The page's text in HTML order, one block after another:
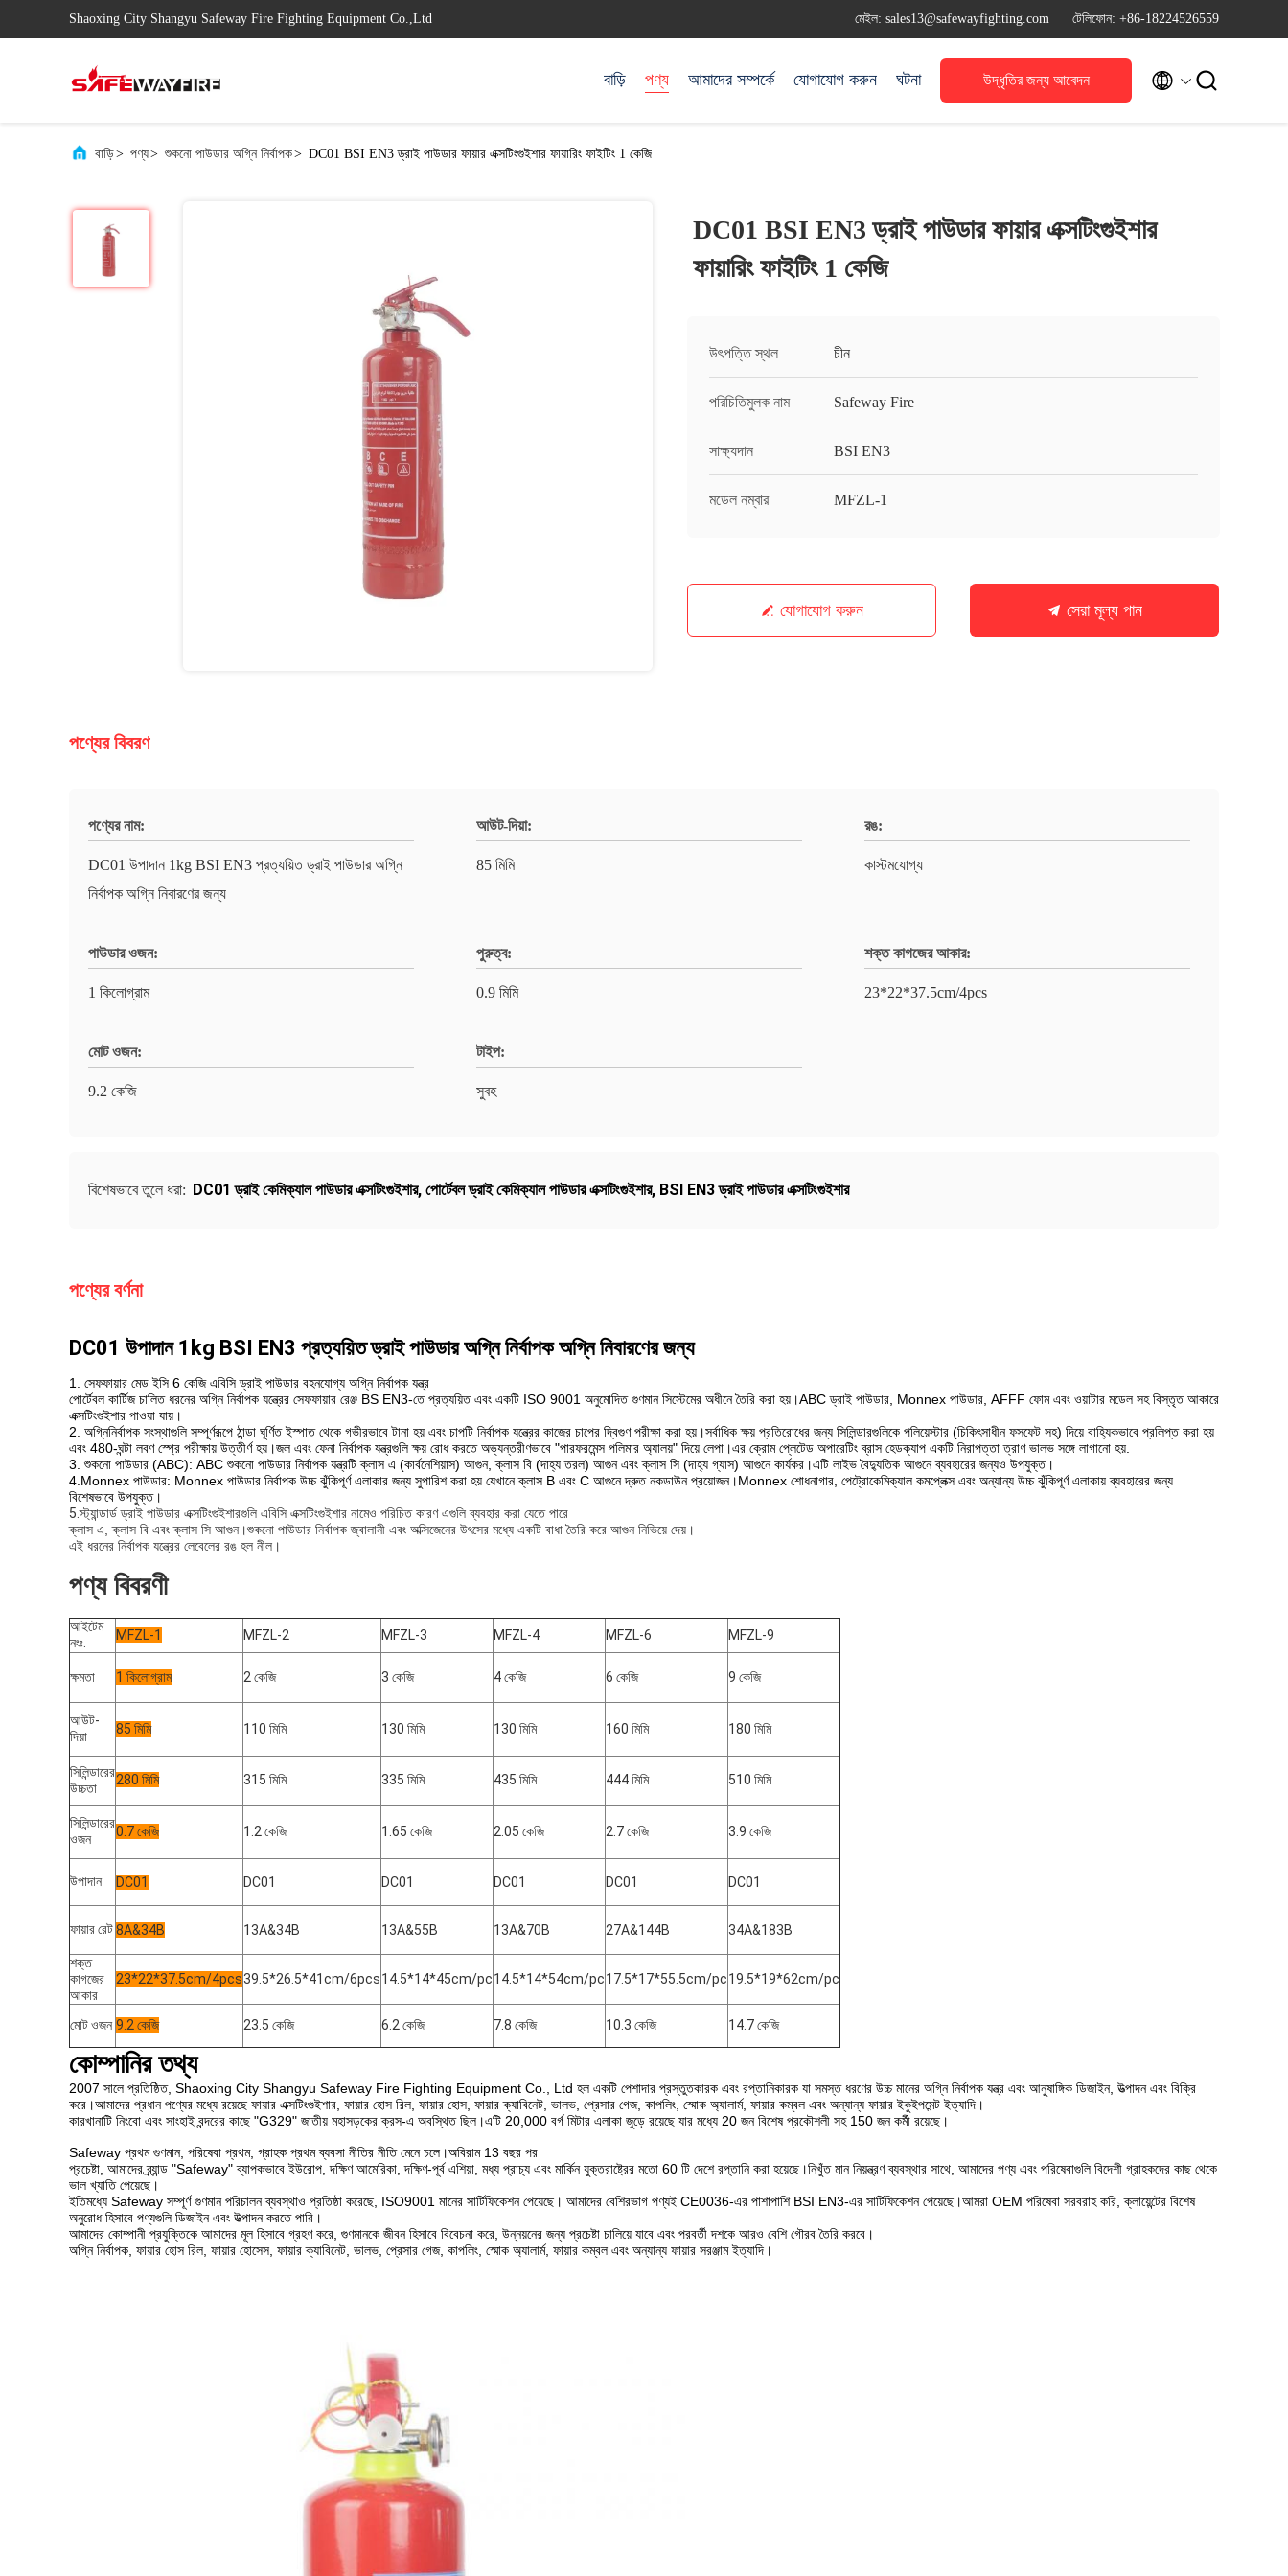
Shaoxing City Shangyu Safeway Fire Fighting Equipment Co.,Ltd মেইল: sales13@safewayfighting.com টেলিফোন: +86-18224526559
বাড়ি পণ্য আমাদের সম্পর্কে যোগাযোগ করুন ঘটনা উদ্ধৃতির জন্য আবেদন  
বাড়ি> পণ্য> শুকনো পাউডার অগ্নি নির্বাপক> DC01 BSI EN3 ড্রাই পাউডার ফায়ার এক্সটিংগুইশার ফায়ারিং ফাইটিং 1 কেজি
DC01 BSI EN3 ড্রাই পাউডার ফায়ার এক্সটিংগুইশার
ফায়ারিং ফাইটিং 1 কেজি
উৎপত্তি স্থল চীন
পরিচিতিমুলক নাম Safeway Fire
সাক্ষ্যদান BSI EN3
মডেল নম্বার MFZL-1
যোগাযোগ করুন সেরা মূল্য পান
পণ্যের বিবরণ
পণ্যের নাম:
DC01 উপাদান 1kg BSI EN3 প্রত্যয়িত ড্রাই পাউডার অগ্নি
নির্বাপক অগ্নি নিবারণের জন্য
আউট-দিয়া:
85 মিমি
রঙ:
কাস্টমযোগ্য
পাউডার ওজন:
1 কিলোগ্রাম
পুরুত্ব:
0.9 মিমি
শক্ত কাগজের আকার:
23*22*37.5cm/4pcs
মোট ওজন:
9.2 কেজি
টাইপ:
সুবহ
বিশেষভাবে তুলে ধরা: DC01 ড্রাই কেমিক্যাল পাউডার এক্সটিংগুইশার, পোর্টেবল ড্রাই কেমিক্যাল পাউডার এক্সটিংগুইশার, BSI EN3 ড্রাই পাউডার এক্সটিংগুইশার
পণ্যের বর্ণনা
DC01 উপাদান 1kg BSI EN3 প্রত্যয়িত ড্রাই পাউডার অগ্নি নির্বাপক অগ্নি নিবারণের জন্য
1. সেফফায়ার মেড ইসি 6 কেজি এবিসি ড্রাই পাউডার বহনযোগ্য অগ্নি নির্বাপক যন্ত্র
পোর্টেবল কার্টিজ চালিত ধরনের অগ্নি নির্বাপক যন্ত্রের সেফফায়ার রেঞ্জ BS EN3-তে প্রত্যয়িত এবং একটি ISO 9001 অনুমোদিত গুণমান সিস্টেমের অধীনে তৈরি করা হয়।ABC ড্রাই পাউডার, Monnex পাউডার, AFFF ফোম এবং ওয়াটার মডেল সহ বিস্তৃত আকারে
এক্সটিংগুইশার পাওয়া যায়।
2. অগ্নিনির্বাপক সংস্থাগুলি সম্পূর্ণরূপে ঠান্ডা ঘূর্ণিত ইস্পাত থেকে গভীরভাবে টানা হয় এবং চাপটি নির্বাপক যন্ত্রের কাজের চাপের দ্বিগুণ পরীক্ষা করা হয়।সর্বাধিক ক্ষয় প্রতিরোধের জন্য সিলিন্ডারগুলিকে পলিয়েস্টার (চিকিৎসাধীন ফসফেট সহ) দিয়ে বাহ্যিকভাবে প্রলিপ্ত করা হয়
এবং 480-ঘন্টা লবণ স্প্রে পরীক্ষায় উত্তীর্ণ হয়।জল এবং ফেনা নির্বাপক যন্ত্রগুলি ক্ষয় রোধ করতে অভ্যন্তরীণভাবে "পারফরমেন্স পলিমার অ্যালয়" দিয়ে লেপা।এর ক্রোম প্লেটেড অপারেটিং ব্রাস হেডক্যাপ একটি নিরাপত্তা ত্রাণ ভালভ সঙ্গে লাগানো হয়.
3. শুকনো পাউডার (ABC): ABC শুকনো পাউডার নির্বাপক যন্ত্রটি ক্লাস এ (কার্বনেশিয়াস) আগুন, ক্লাস বি (দাহ্য তরল) আগুন এবং ক্লাস সি (দাহ্য গ্যাস) আগুনে কার্যকর।এটি লাইভ বৈদ্যুতিক আগুনে ব্যবহারের জন্যও উপযুক্ত।
4.Monnex পাউডার: Monnex পাউডার নির্বাপক উচ্চ ঝুঁকিপূর্ণ এলাকার জন্য সুপারিশ করা হয় যেখানে ক্লাস B এবং C আগুনে দ্রুত নকডাউন প্রয়োজন।Monnex শোধনাগার, পেট্রোকেমিক্যাল কমপ্লেক্স এবং অন্যান্য উচ্চ ঝুঁকিপূর্ণ এলাকায় ব্যবহারের জন্য
বিশেষভাবে উপযুক্ত।
5.স্ট্যান্ডার্ড ড্রাই পাউডার এক্সটিংগুইশারগুলি এবিসি এক্সটিংগুইশার নামেও পরিচিত কারণ এগুলি ব্যবহার করা যেতে পারে
ক্লাস এ, ক্লাস বি এবং ক্লাস সি আগুন।শুকনো পাউডার নির্বাপক জ্বালানী এবং অক্সিজেনের উৎসের মধ্যে একটি বাধা তৈরি করে আগুন নিভিয়ে দেয়।
এই ধরনের নির্বাপক যন্ত্রের লেবেলের রঙ হল নীল।
পণ্য বিবরণী
আইটেম
নংঃ.
MFZL-1 MFZL-2 MFZL-3 MFZL-4 MFZL-6 MFZL-9
ক্ষমতা 1 কিলোগ্রাম 2 কেজি 3 কেজি 4 কেজি 6 কেজি 9 কেজি
আউট-
দিয়া
85 মিমি 110 মিমি 130 মিমি 130 মিমি 160 মিমি 180 মিমি
সিলিন্ডারের
উচ্চতা
280 মিমি 315 মিমি 335 মিমি 435 মিমি 444 মিমি 510 মিমি
সিলিন্ডারের
ওজন
0.7 কেজি 1.2 কেজি 1.65 কেজি 2.05 কেজি 2.7 কেজি 3.9 কেজি
উপাদান DC01 DC01 DC01 DC01 DC01 DC01
ফায়ার রেট8A&34B 13A&34B 13A&55B 13A&70B 27A&144B 34A&183B
শক্ত
কাগজের
আকার
23*22*37.5cm/4pcs39.5*26.5*41cm/6pcs14.5*14*45cm/pc14.5*14*54cm/pc17.5*17*55.5cm/pc19.5*19*62cm/pc
মোট ওজন 9.2 কেজি 23.5 কেজি 6.2 কেজি 7.8 কেজি 10.3 কেজি 14.7 কেজি
কোম্পানির তথ্য
2007 সালে প্রতিষ্ঠিত, Shaoxing City Shangyu Safeway Fire Fighting Equipment Co., Ltd হল একটি পেশাদার প্রস্তুতকারক এবং রপ্তানিকারক যা সমস্ত ধরণের উচ্চ মানের অগ্নি নির্বাপক যন্ত্র এবং আনুষাঙ্গিক ডিজাইন, উত্পাদন এবং বিক্রি
করে।আমাদের প্রধান পণ্যের মধ্যে রয়েছে ফায়ার এক্সটিংগুইশার, ফায়ার হোস রিল, ফায়ার হোস, ফায়ার ক্যাবিনেট, ভালভ, প্রেসার গেজ, কাপলিং, স্মোক অ্যালার্ম, ফায়ার কম্বল এবং অন্যান্য ফায়ার ইকুইপমেন্ট ইত্যাদি।
কারখানাটি নিংবো এবং সাংহাই বন্দরের কাছে "G329" জাতীয় মহাসড়কের ক্রস-এ অবস্থিত ছিল।এটি 20,000 বর্গ মিটার এলাকা জুড়ে রয়েছে যার মধ্যে 20 জন বিশেষ প্রকৌশলী সহ 150 জন কর্মী রয়েছে।
Safeway প্রথম গুণমান, পরিষেবা প্রথম, গ্রাহক প্রথম ব্যবসা নীতির নীতি মেনে চলে।অবিরাম 13 বছর পর
প্রচেষ্টা, আমাদের ব্র্যান্ড "Safeway" ব্যাপকভাবে ইউরোপ, দক্ষিণ আমেরিকা, দক্ষিণ-পূর্ব এশিয়া, মধ্য প্রাচ্য এবং মার্কিন যুক্তরাষ্ট্রের মতো 60 টি দেশে রপ্তানি করা হয়েছে।নিখুঁত মান নিয়ন্ত্রণ ব্যবস্থার সাথে, আমাদের পণ্য এবং পরিষেবাগুলি বিদেশী গ্রাহকদের কাছ থেকে
ভাল খ্যাতি পেয়েছে।
ইতিমধ্যে Safeway সম্পূর্ণ গুণমান পরিচালন ব্যবস্থাও প্রতিষ্ঠা করেছে, ISO9001 মানের সার্টিফিকেশন পেয়েছে। আমাদের বেশিরভাগ পণ্যই CE0036-এর পাশাপাশি BSI EN3-এর সার্টিফিকেশন পেয়েছে।আমরা OEM পরিষেবা সরবরাহ করি, ক্লায়েন্টের বিশেষ
অনুরোধ হিসাবে পণ্যগুলি ডিজাইন এবং উত্পাদন করতে পারি।
আমাদের কোম্পানী প্রযুক্তিকে আমাদের মূল হিসাবে গ্রহণ করে, গুণমানকে জীবন হিসাবে বিবেচনা করে, উন্নয়নের জন্য প্রচেষ্টা চালিয়ে যাবে এবং পরবর্তী দশকে আরও বেশি গৌরব তৈরি করবে।
অগ্নি নির্বাপক, ফায়ার হোস রিল, ফায়ার হোসেস, ফায়ার ক্যাবিনেট, ভালভ, প্রেসার গেজ, কাপলিং, স্মোক অ্যালার্ম, ফায়ার কম্বল এবং অন্যান্য ফায়ার সরঞ্জাম ইত্যাদি।